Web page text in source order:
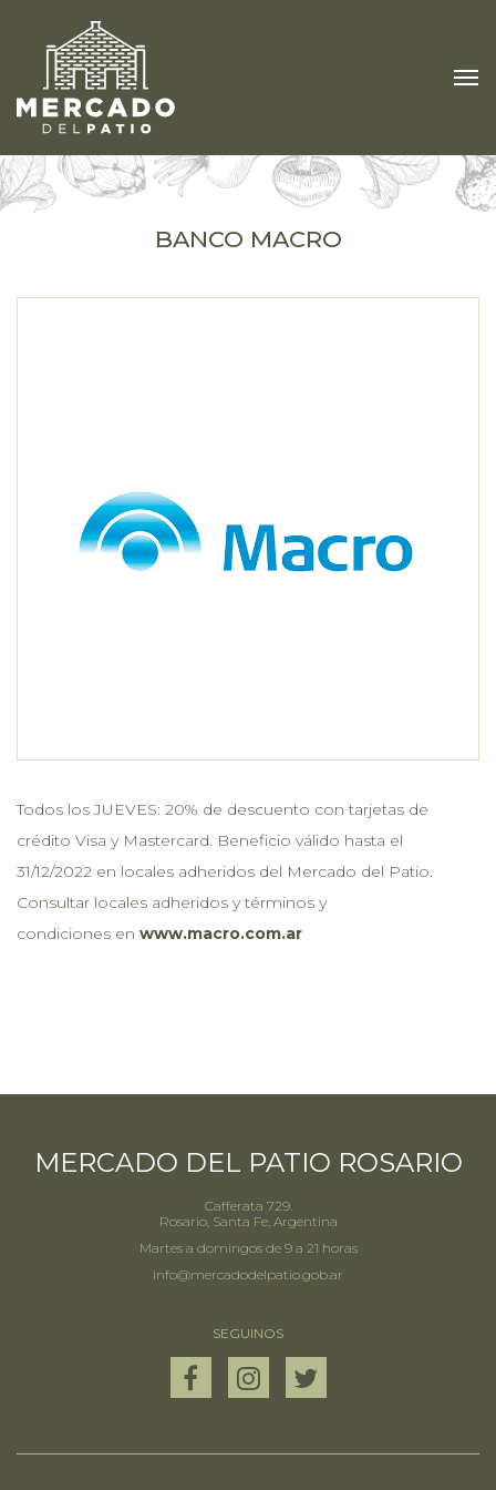
BANCO MACRO
Todos los JUEVES: 20% de descuento con tarjetas de
crédito Visa y Mastercard. Beneficio válido hasta el
31/12/2022 en locales adheridos del Mercado del Patio.
Consultar locales adheridos y términos y
condiciones en www.macro.com.ar
MERCADO DEL PATIO ROSARIO
Cafferata 729.
Rosario, Santa Fe, Argentina
Martes a domingos de 9 a 21 horas
info@mercadodelpatio.gob.ar
SEGUINOS